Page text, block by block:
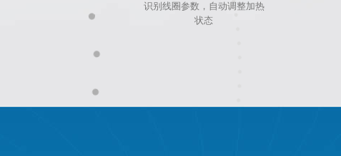
识别线圈参数，自动调整加热
状态